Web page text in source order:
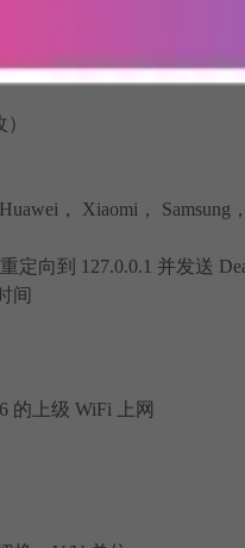
， Xiaomi， Samsung
向到 127.0.0.1 并发送
间
的上级 WiFi 上网